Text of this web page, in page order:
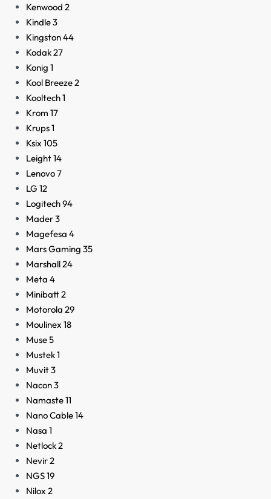
Kenwood 2
Kindle3
Kingston44
Kodak27
Konig 1
Kool Breeze2
Kooltech1
Krom 17
Krups1
Ksix 105
Leight14
Lenovo7
LG 12
Logitech94
Mader3
Magefesa 4
Mars Gaming 35
Marshall24
Meta 4
Minibatt2
Motorola 29
Moulinex 18
Muse5
Mustek1
Muvit3
Nacon3
Namaste11
Nano Cable14
Nasa 1
Netlock2
Nevir2
NGS19
Nilox 2